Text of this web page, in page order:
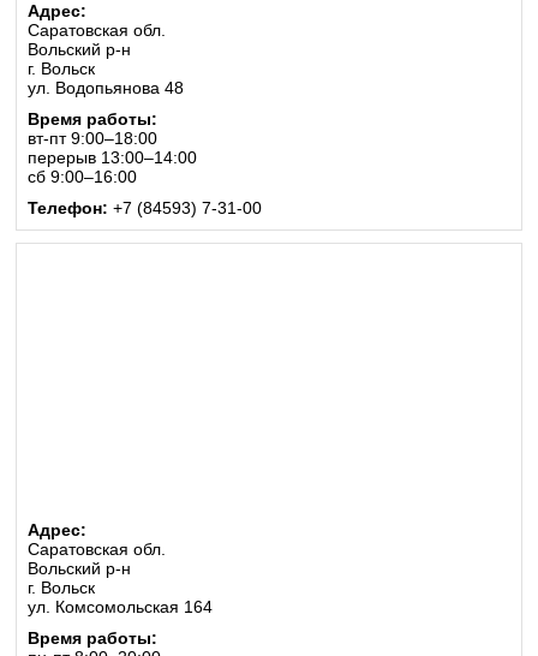
Адрес:
Саратовская обл.
Вольский р-н
г. Вольск
ул. Водопьянова 48
Время работы:
вт-пт 9:00–18:00
перерыв 13:00–14:00
сб 9:00–16:00
Телефон: +7 (84593) 7-31-00
Адрес:
Саратовская обл.
Вольский р-н
г. Вольск
ул. Комсомольская 164
Время работы: